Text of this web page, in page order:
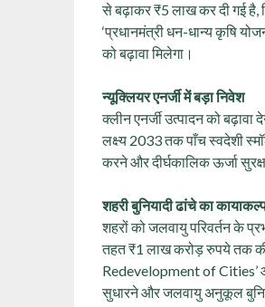
से बढ़ाकर ₹5 लाख कर दी गई है,
‘प्रधानमंत्री धन-धान्य कृषि
को बढ़ावा मिलेगा।
न्यूक्लियर एनर्जी में बड़ा निवेश
क्लीन एनर्जी उत्पादन को
लक्ष्य 2033 तक पाँच स्वदेशी
करने और दीर्घकालिक ऊर्जा
शहरी बुनियादी ढांचे का
शहरों को जलवायु परिवर्तन के
तहत ₹1 लाख करोड़ रुपये तक की
Redevelopment of Cities’
सुधारने और जलवायु अनुकूल